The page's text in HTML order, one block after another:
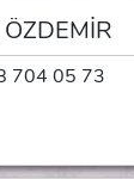
704 05 73